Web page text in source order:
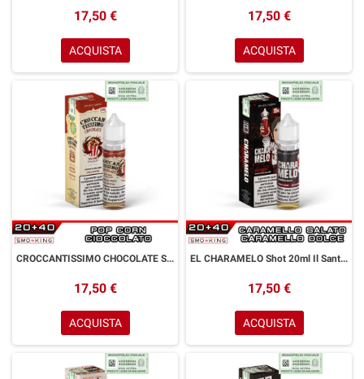
17,50 €
ACQUISTA
17,50 €
ACQUISTA
CROCCANTISSIMO CHOCOLATE Shot 20ml Il Santone ENJOYSVAPO Pop Corn Burro Cioccolato
17,50 €
ACQUISTA
EL CHARAMELO Shot 20ml Il Santone ENJOYSVAPO Caramello Dolce Caramello Salato
17,50 €
ACQUISTA